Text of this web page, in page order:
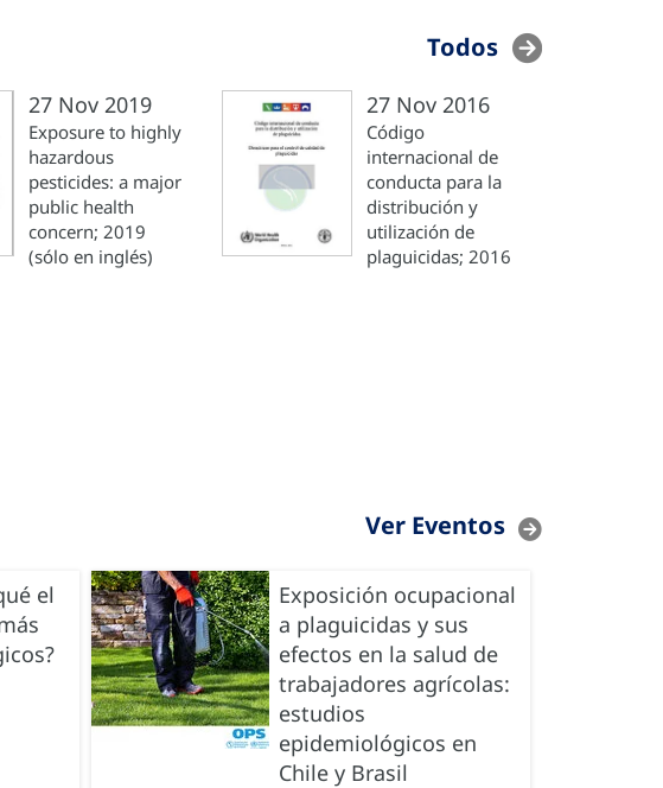
Todos
27 Nov 2019
Exposure to highly
hazardous
pesticides: a major
public health
concern; 2019
(sólo en inglés)
27 Nov 2016
Código
internacional de
conducta para la
distribución y
utilización de
plaguicidas; 2016
Ver Eventos
el
Exposición ocupacional
a plaguicidas y sus
efectos en la salud de
trabajadores agrícolas:
estudios
epidemiológicos en
Chile y Brasil